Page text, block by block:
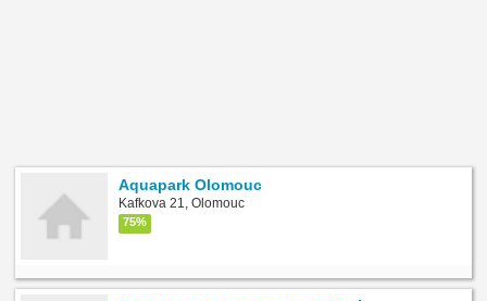
Aquapark Olomouc
Kafkova 21, Olomouc
75%